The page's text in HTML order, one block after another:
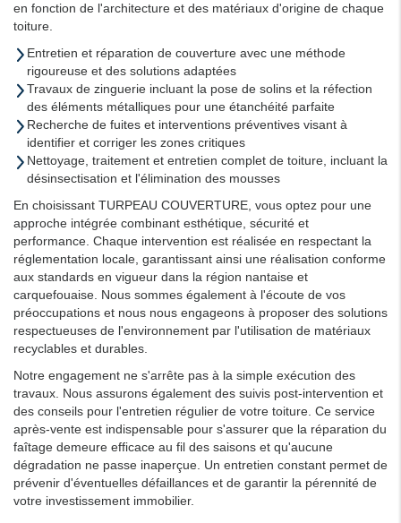
en fonction de l'architecture et des matériaux d'origine de chaque
toiture.
Entretien et réparation de couverture avec une méthode
rigoureuse et des solutions adaptées
Travaux de zinguerie incluant la pose de solins et la réfection
des éléments métalliques pour une étanchéité parfaite
Recherche de fuites et interventions préventives visant à
identifier et corriger les zones critiques
Nettoyage, traitement et entretien complet de toiture, incluant la
désinsectisation et l'élimination des mousses
En choisissant TURPEAU COUVERTURE, vous optez pour une
approche intégrée combinant esthétique, sécurité et
performance. Chaque intervention est réalisée en respectant la
réglementation locale, garantissant ainsi une réalisation conforme
aux standards en vigueur dans la région nantaise et
carquefouaise. Nous sommes également à l'écoute de vos
préoccupations et nous nous engageons à proposer des solutions
respectueuses de l'environnement par l'utilisation de matériaux
recyclables et durables.
Notre engagement ne s'arrête pas à la simple exécution des
travaux. Nous assurons également des suivis post-intervention et
des conseils pour l'entretien régulier de votre toiture. Ce service
après-vente est indispensable pour s'assurer que la réparation du
faîtage demeure efficace au fil des saisons et qu'aucune
dégradation ne passe inaperçue. Un entretien constant permet de
prévenir d'éventuelles défaillances et de garantir la pérennité de
votre investissement immobilier.